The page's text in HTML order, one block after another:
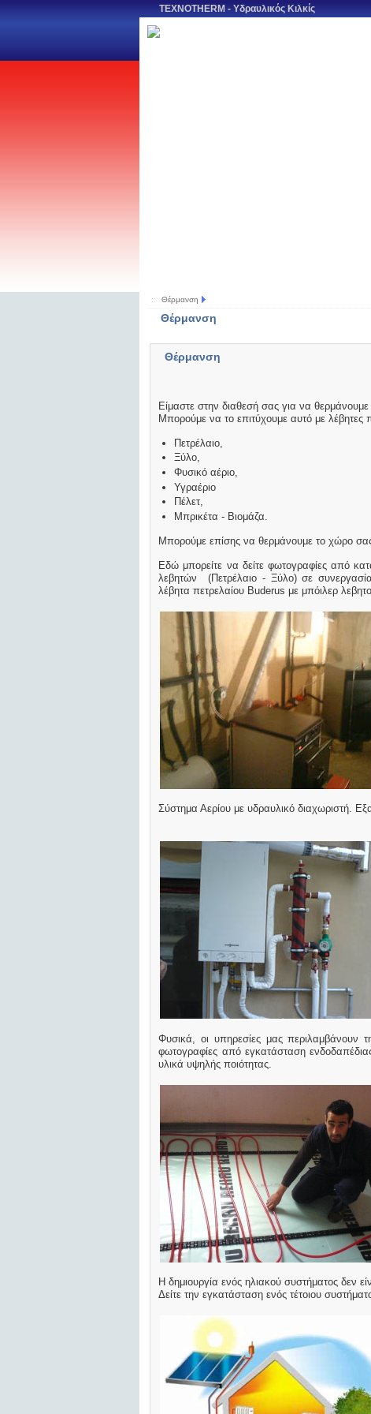
TEXNOTHERM - Υδραυλικός Κιλκίς
:: Θέρμανση
Θέρμανση
Θέρμανση
Είμαστε στην διαθεσή σας για να θερμάνουμε
Μπορούμε να το επιτύχουμε αυτό με λέβητες
Πετρέλαιο,
Ξύλο,
Φυσικό αέριο,
Υγραέριο
Πέλετ,
Μπρικέτα - Βιομάζα.
Μπορούμε επίσης να θερμάνουμε το χώρο σας
Εδώ μπορείτε να δείτε φωτογραφίες από
λεβητών (Πετρέλαιο - Ξύλο) σε
λέβητα πετρελαίου Buderus με μπόιλερ
Σύστημα Αερίου με υδραυλικό διαχωριστή.
Φυσικά, οι υπηρεσίες μας περιλαμβάνουν
φωτογραφίες από εγκατάσταση
υλικά υψηλής ποιότητας.
Η δημιουργία ενός ηλιακού συστήματος δεν
Δείτε την εγκατάσταση ενός τέτοιου